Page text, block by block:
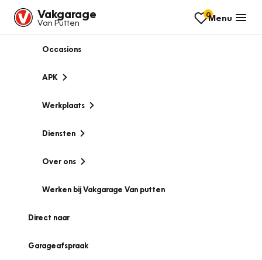
Vakgarage
Van Putten
0Menu
Occasions
APK
Werkplaats
Diensten
Over ons
Werken bij Vakgarage Van putten
Direct naar
Garageafspraak